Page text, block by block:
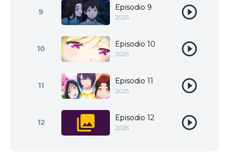
9 Episodio 9
2025
10 Episodio 10
2025
11 Episodio 11
2025
12 Episodio 12
2025